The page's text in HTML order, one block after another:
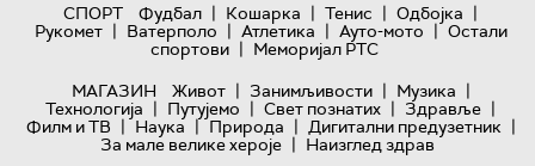
СПОРТ
Фудбал | Кошарка | Тенис | Одбојка |
Рукомет | Ватерполо | Атлетика | Ауто-мото | Остали
спортови | Меморијал РТС
МАГАЗИН
Живот | Занимљивости | Музика |
Технологијa | Путујемо | Свет познатих | Здравље |
Филм и ТВ | Наука | Природа | Дигитални предузетник |
За мале велике хероје | Наизглед здрав